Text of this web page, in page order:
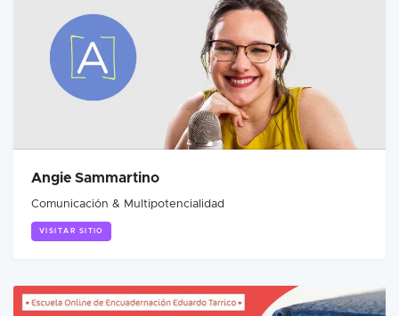
Angie Sammartino
Comunicación & Multipotencialidad
VISITAR SITIO